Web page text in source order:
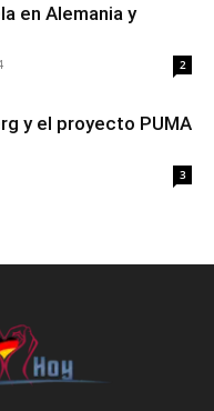
en Alemania y
2
y el proyecto PUMA
3